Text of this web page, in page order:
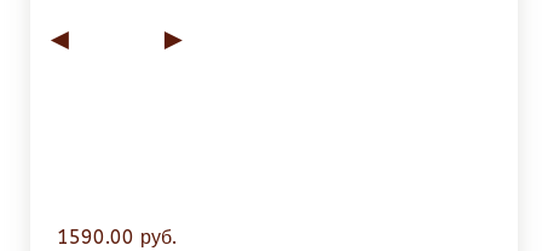
◄ ►
1590.00 руб.